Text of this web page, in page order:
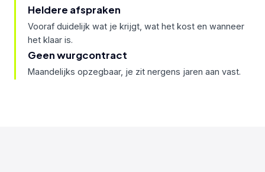
Heldere afspraken
Vooraf duidelijk wat je krijgt, wat het kost en wanneer
het klaar is.
Geen wurgcontract
Maandelijks opzegbaar, je zit nergens jaren aan vast.